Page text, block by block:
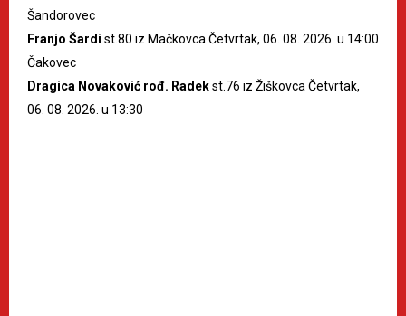
Šandorovec
Franjo Šardi st.80 iz Mačkovca Četvrtak, 06. 08. 2026. u 14:00
Čakovec
Dragica Novaković rođ. Radekst.76 iz Žiškovca Četvrtak,
06. 08. 2026. u 13:30